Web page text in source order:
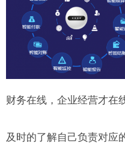
财务在线，企业经营才在
及时的了解自己负责对应